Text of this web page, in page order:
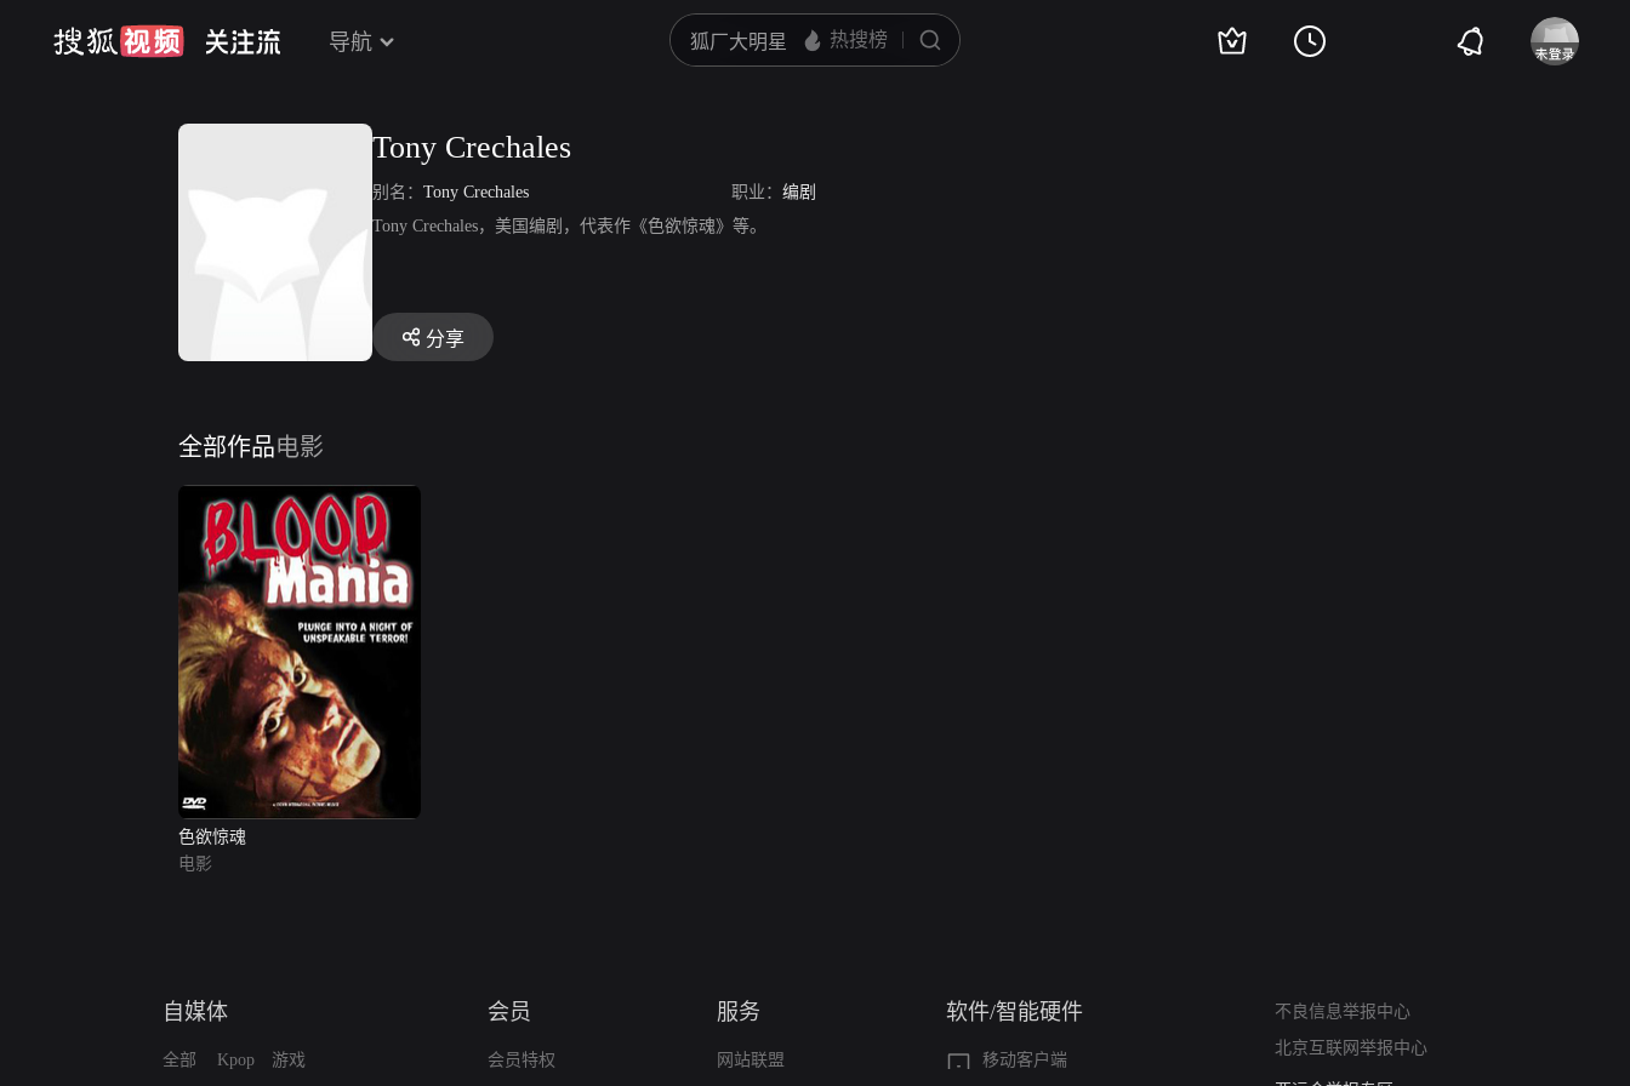
导航
Tony Crechales
别名： Tony Crechales 职业： 编剧
Tony Crechales，美国编剧，代表作《色欲惊魂》等。
分享
全部作品电影
色欲惊魂
电影
自媒体
全部 Kpop 游戏
会员
会员特权
服务
网站联盟
软件/智能硬件
移动客户端
不良信息举报中心
北京互联网举报中心
算法推荐专项举报